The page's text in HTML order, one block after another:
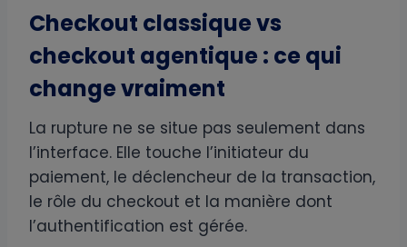
Checkout classique vs
checkout agentique : ce qui
change vraiment
La rupture ne se situe pas seulement dans
l’interface. Elle touche l’initiateur du
paiement, le déclencheur de la transaction,
le rôle du checkout et la manière dont
l’authentification est gérée.